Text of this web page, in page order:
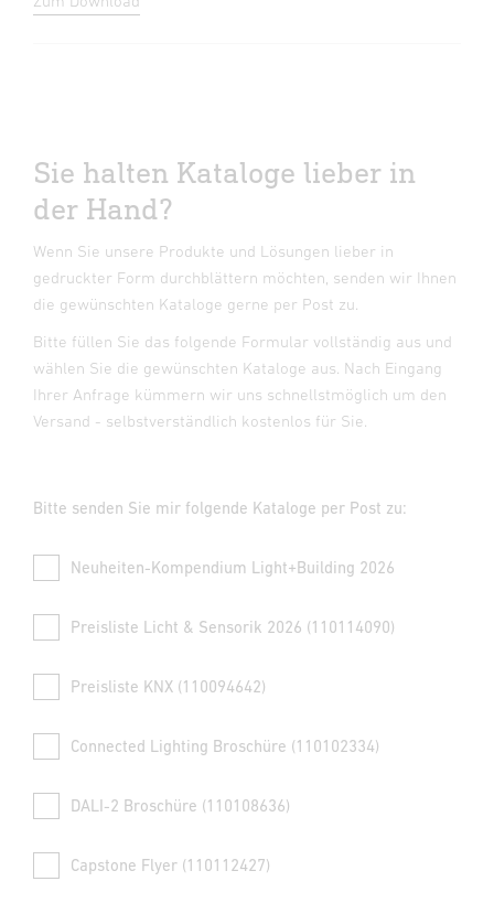
Sie halten Kataloge lieber in
der Hand?
Wenn Sie unsere Produkte und Lösungen lieber in
gedruckter Form durchblättern möchten, senden wir Ihnen
die gewünschten Kataloge gerne per Post zu.
Bitte füllen Sie das folgende Formular vollständig aus und
wählen Sie die gewünschten Kataloge aus. Nach Eingang
Ihrer Anfrage kümmern wir uns schnellstmöglich um den
Versand - selbstverständlich kostenlos für Sie.
Bitte senden Sie mir folgende Kataloge per Post zu:
Neuheiten-Kompendium Light+Building 2026
Preisliste Licht & Sensorik 2026 (110114090)
Preisliste KNX (110094642)
Connected Lighting Broschüre (110102334)
DALI-2 Broschüre (110108636)
Capstone Flyer (110112427)